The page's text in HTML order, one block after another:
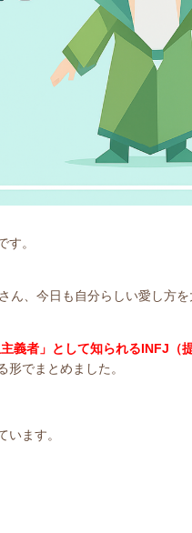
。
ん、今日も自分らしい愛し方を
義者」として知られるINFJ（
でまとめました。
ます。